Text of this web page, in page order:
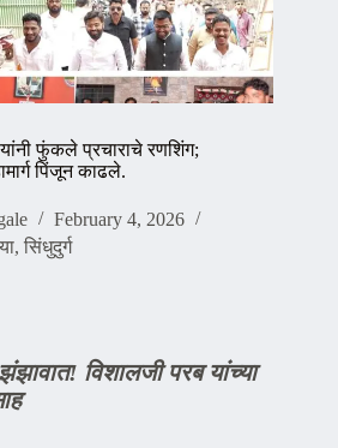
फुंकले प्रचाराचे रणशिंग;
पिंजून काढले.
February 4, 2026
, सिंधुदुर्ग
झंझावात! विशालजी परब यांच्या